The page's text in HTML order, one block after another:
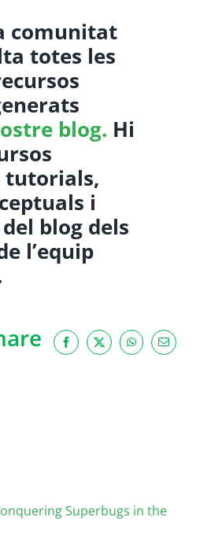
comunitat
totes les
blog. Hi
tutorials,
i
blog dels
l’equip
Facebook
X WhatsApp
Email
Superbugs in the